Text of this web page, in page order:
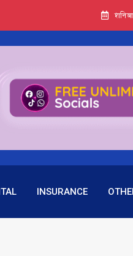
INSURANCE